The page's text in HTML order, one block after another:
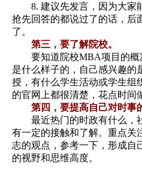
8. 建议先发言，因为大家能
抢先回答的都说过了的话，后
了。
第三，要了解院校。
要知道院校MBA项目的概
是什么样子的，自己感兴趣的
授，有什么学生活动或学生组
的官网上都很清楚，花点时间
第四，要提高自己对时事
最近热门的时政有什么，
有一定的接触和了解。重点关
志的观点，参考一下，形成自
的视野和思维高度。